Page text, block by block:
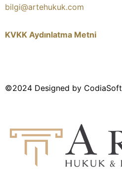
bilgi@artehukuk.com
KVKK Aydınlatma Metni
©2024 Designed by CodiaSoft